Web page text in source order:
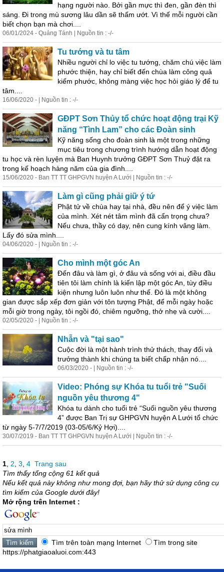
hạng người nào. Bởi gần mực thì đen, gần đèn thì
sáng. Đi trong mù sương lâu dần sẽ thấm ướt. Vì thế mỗi người cần
biết chọn bạn mà chơi....
06/01/2024 - Quảng Tánh | Nguồn tin : -/-
Tu tướng và tu tâm
Nhiều người chỉ lo việc tu tướng, chăm chú việc làm
phước thiện, hay chỉ biết đến chùa làm công quả
kiếm phước, không màng việc học hỏi giáo lý để tu
tâm....
16/06/2020 - | Nguồn tin : -/-
GĐPT Sơn Thủy tổ chức hoạt động trại Kỹ
năng “Tình Lam” cho các Đoàn sinh
Kỹ năng sống cho đoàn sinh là một trong những
mục tiêu trong chương trình hướng dẫn hoạt động
tu học và rèn luyện mà Ban Huynh trưởng GĐPT Sơn Thuỷ đặt ra
trong kế hoạch hàng năm của gia đình....
15/06/2020 - Ban TT TT GHPGVN huyện A Lưới | Nguồn tin : -/-
Làm gì cũng phải giữ ý tứ
Phật tử về chùa hay tại nhà, đều nên để ý việc làm
của mình . Xét nét tâm mình đã cẩn trọng chưa?
Nếu chưa, thầy có dạy, nên cung kính vâng làm.
Lấy đó sửa mình
04/06/2020 - | Nguồn tin : -/-
Cho mình một góc An
Đến đâu và làm gì, ở đâu và sống với ai, điều đầu
tiên tôi làm chính là kiến lập một góc An, tùy điều
kiện nhưng luôn luôn như thế. Đó là một không
gian được sắp xếp đơn giản với tôn tượng Phật, để mỗi ngày hoặc
mỗi giờ trong ngày, tôi ngồi đó, chiêm ngưỡng, thở nhẹ và cười....
02/05/2020 - | Nguồn tin : -/-
Nhẫn và "tại sao"
Cuộc đời là một hành trình thử thách, thay đổi và
trưởng thành khi chúng ta biết chấp nhận nó....
06/03/2020 - | Nguồn tin : -/-
Video: Phóng sự Khóa tu tuổi trẻ "Suối
nguồn yêu thương 4"
Khóa tu dành cho tuổi trẻ “Suối nguồn yêu thương
4” được Ban Trị sự GHPGVN huyện A Lưới tổ chức
từ ngày 5-7/7/2019 (03-05/6/Kỷ Hợi)....
30/07/2019 - Ban TT TT GHPGVN huyện A Lưới | Nguồn tin : -/-
1 2 3 4 Trang sau
Tìm thấy tổng cộng 61 kết quả
Nếu kết quả này không như mong đợi, bạn hãy thử sử dụng công cụ
tìm kiếm của Google dưới đây!
Mở rộng trên Internet :
Tìm trên toàn mạng Internet
Tìm trong site
https://phatgiaoaluoi.com:443